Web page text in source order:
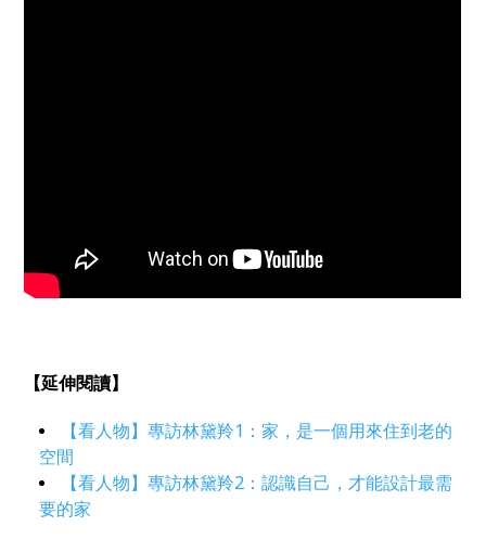
【延伸閱讀】
【看人物】專訪林黛羚1：家，是一個用來住到老的
空間
【看人物】專訪林黛羚2：認識自己，才能設計最需
要的家